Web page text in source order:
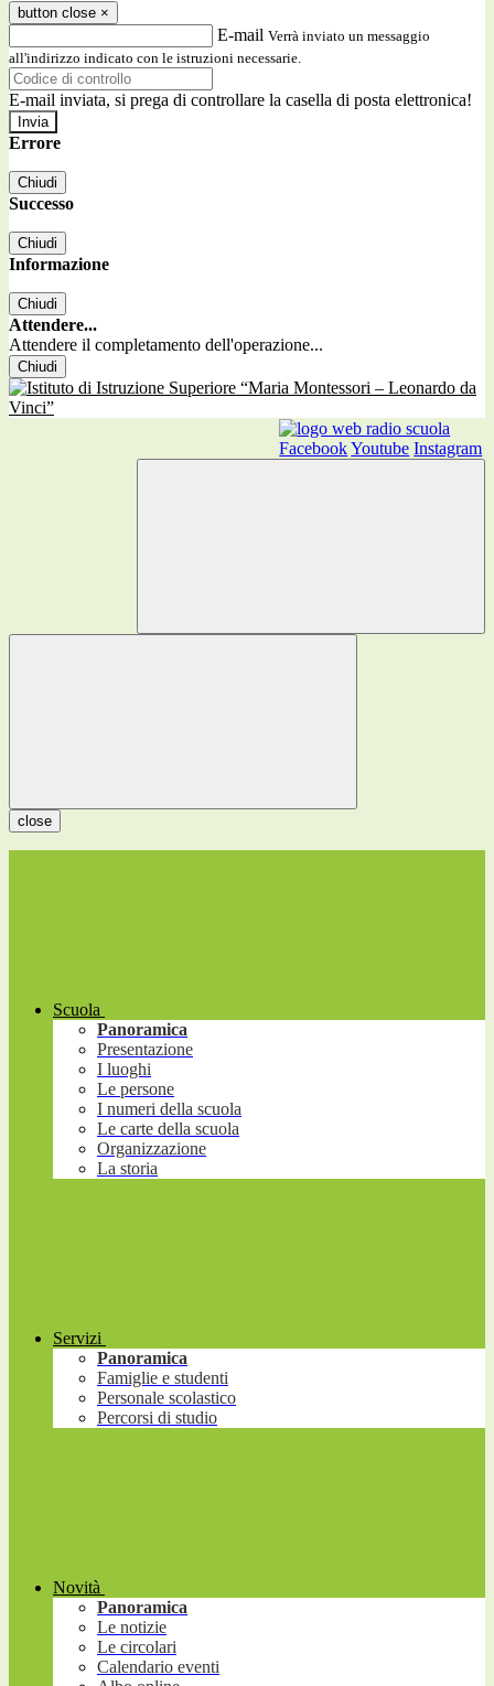
button close ×
E-mail Verrà inviato un messaggio
all'indirizzo indicato con le istruzioni necessarie.
E-mail inviata, si prega di controllare la casella di posta elettronica!
Errore
Chiudi
Successo
Chiudi
Informazione
Chiudi
Attendere...
Attendere il completamento dell'operazione...
Chiudi
FacebookYoutube Instagram
close
Scuola
Panoramica
Presentazione
I luoghi
Le persone
I numeri della scuola
Le carte della scuola
Organizzazione
La storia
Servizi
Panoramica
Famiglie e studenti
Personale scolastico
Percorsi di studio
Novità
Panoramica
Le notizie
Le circolari
Calendario eventi